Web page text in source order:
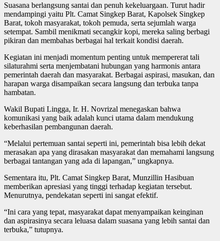
Suasana berlangsung santai dan penuh kekeluargaan. Turut hadir
mendampingi yaitu Plt. Camat Singkep Barat, Kapolsek Singkep
Barat, tokoh masyarakat, tokoh pemuda, serta sejumlah warga
setempat. Sambil menikmati secangkir kopi, mereka saling berbagi
pikiran dan membahas berbagai hal terkait kondisi daerah.
Kegiatan ini menjadi momentum penting untuk mempererat tali
silaturahmi serta menjembatani hubungan yang harmonis antara
pemerintah daerah dan masyarakat. Berbagai aspirasi, masukan, dan
harapan warga disampaikan secara langsung dan terbuka tanpa
hambatan.
Wakil Bupati Lingga, Ir. H. Novrizal menegaskan bahwa
komunikasi yang baik adalah kunci utama dalam mendukung
keberhasilan pembangunan daerah.
“Melalui pertemuan santai seperti ini, pemerintah bisa lebih dekat
merasakan apa yang dirasakan masyarakat dan memahami langsung
berbagai tantangan yang ada di lapangan,” ungkapnya.
Sementara itu, Plt. Camat Singkep Barat, Munzillin Hasibuan
memberikan apresiasi yang tinggi terhadap kegiatan tersebut.
Menurutnya, pendekatan seperti ini sangat efektif.
“Ini cara yang tepat, masyarakat dapat menyampaikan keinginan
dan aspirasinya secara leluasa dalam suasana yang lebih santai dan
terbuka,” tutupnya.